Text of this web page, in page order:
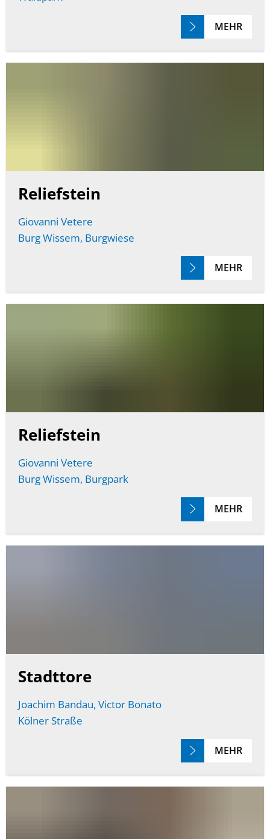
MEHR
Reliefstein
Giovanni Vetere
Burg Wissem, Burgwiese
MEHR
Reliefstein
Giovanni Vetere
Burg Wissem, Burgpark
MEHR
Stadttore
Joachim Bandau, Victor Bonato
Kölner Straße
MEHR